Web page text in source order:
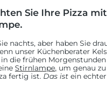
Sie Ihre Pizza
nachts, aber haben Sie
unser Küchenberater
die frühen
Stirnlampe, um genau
fertig ist. Das ist ein